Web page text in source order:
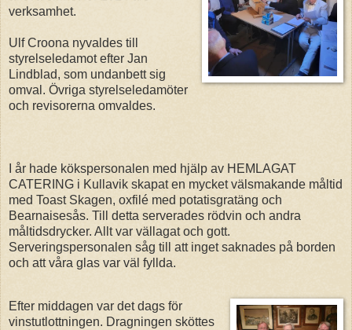
verksamhet.
Ulf Croona nyvaldes till
styrelseledamot efter Jan
Lindblad, som undanbett sig
omval. Övriga styrelseledamöter
och revisorerna omvaldes.
I år hade kökspersonalen med hjälp av HEMLAGAT
CATERING i Kullavik skapat en mycket välsmakande måltid
med Toast Skagen, oxfilé med potatisgratäng och
Bearnaisesås. Till detta serverades rödvin och andra
måltidsdrycker. Allt var vällagat och gott.
Serveringspersonalen såg till att inget saknades på borden
och att våra glas var väl fyllda.
Efter middagen var det dags för
vinstutlottningen. Dragningen sköttes